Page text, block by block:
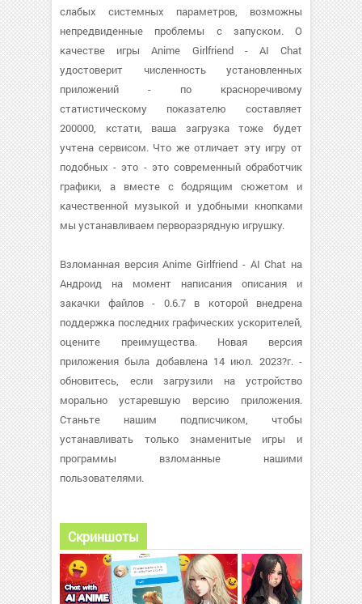
слабых системных параметров, возможны
непредвиденные проблемы с запуском. О
качестве игры Anime Girlfriend - AI Chat
удостоверит численность установленных
приложений - по красноречивому
статистическому показателю составляет
200000, кстати, ваша загрузка тоже будет
учтена сервисом. Что же отличает эту игру от
подобных - это - это современный обработчик
графики, а вместе с бодрящим сюжетом и
качественной музыкой и удобными кнопками
мы устанавливаем перворазрядную игрушку.
Взломанная версия Anime Girlfriend - AI Chat на
Андроид на момент написания описания и
закачки файлов - 0.6.7 в которой внедрена
поддержка последних графических ускорителей,
оцените преимущества. Новая версия
приложения была добавлена 14 июл. 2023?г. -
обновитесь, если загрузили на устройство
морально устаревшую версию приложения.
Станьте нашим подписчиком, чтобы
устанавливать только знаменитые игры и
программы взломанные нашими
пользователями.
Скриншоты